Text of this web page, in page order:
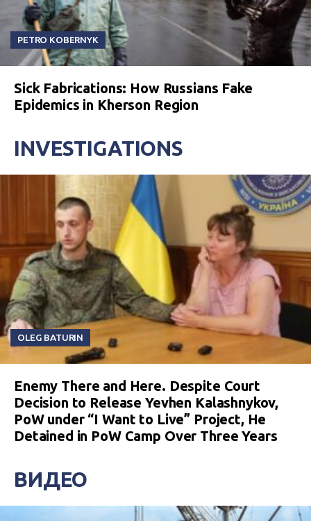
PETRO KOBERNYK
Sick Fabrications: How Russians Fake
Epidemics in Kherson Region
INVESTIGATIONS
OLEG BATURIN
Enemy There and Here. Despite Court
Decision to Release Yevhen Kalashnykov,
PoW under “I Want to Live” Project, He
Detained in PoW Camp Over Three Years
ВИДЕО